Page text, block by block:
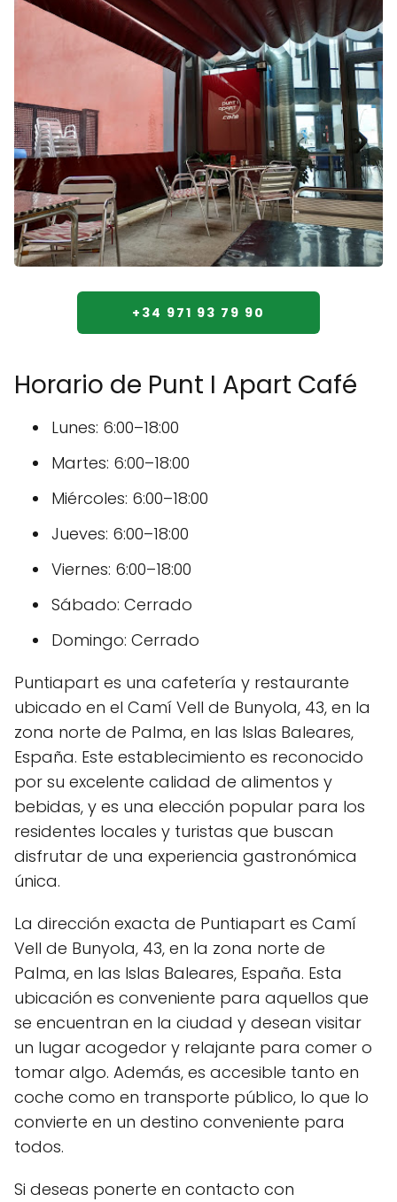
+34 971 93 79 90
Horario de Punt I Apart Café
Lunes: 6:00–18:00
Martes: 6:00–18:00
Miércoles: 6:00–18:00
Jueves: 6:00–18:00
Viernes: 6:00–18:00
Sábado: Cerrado
Domingo: Cerrado
Puntiapart es una cafetería y restaurante
ubicado en el Camí Vell de Bunyola, 43, en la
zona norte de Palma, en las Islas Baleares,
España. Este establecimiento es reconocido
por su excelente calidad de alimentos y
bebidas, y es una elección popular para los
residentes locales y turistas que buscan
disfrutar de una experiencia gastronómica
única.
La dirección exacta de Puntiapart es Camí
Vell de Bunyola, 43, en la zona norte de
Palma, en las Islas Baleares, España. Esta
ubicación es conveniente para aquellos que
se encuentran en la ciudad y desean visitar
un lugar acogedor y relajante para comer o
tomar algo. Además, es accesible tanto en
coche como en transporte público, lo que lo
convierte en un destino conveniente para
todos.
Si deseas ponerte en contacto con